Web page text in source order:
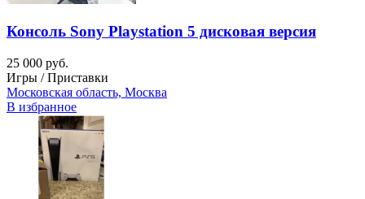
Консоль Sony Playstation 5 дисковая версия
25 000 руб.
Игры / Приставки
Московская область, Москва
В избранное